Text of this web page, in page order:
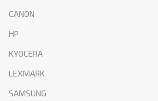
CANON
HP
KYOCERA
LEXMARK
SAMSUNG